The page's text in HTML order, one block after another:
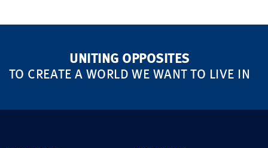
UNITING OPPOSITES
TO CREATE A WORLD WE WANT TO LIVE IN